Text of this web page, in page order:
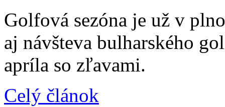
Golfová sezóna je už v
aj návšteva bulharského
apríla so zľavami.
Celý článok